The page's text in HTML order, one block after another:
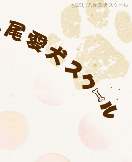
お試し|八尾愛犬スクール